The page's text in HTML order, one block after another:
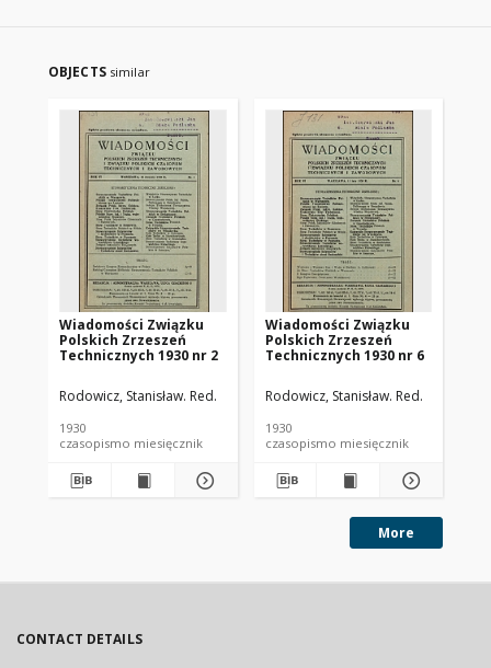
OBJECTS similar
Wiadomości Związku
Polskich Zrzeszeń
Technicznych 1930 nr 2
Rodowicz, Stanisław. Red.
1930
czasopismo miesięcznik
Wiadomości Związku
Polskich Zrzeszeń
Technicznych 1930 nr 6
Rodowicz, Stanisław. Red.
1930
czasopismo miesięcznik
More
CONTACT DETAILS